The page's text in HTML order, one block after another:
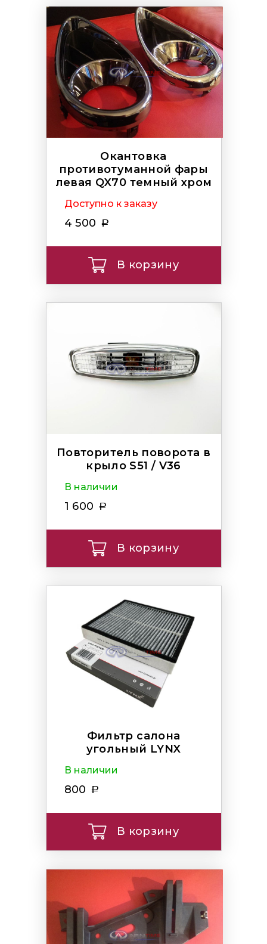
Окантовка
противотуманной фары
левая QX70 темный хром
Доступно к заказу
4 500
В корзину
Повторитель поворота в
крыло S51 / V36
В наличии
1 600
В корзину
Фильтр салона
угольный LYNX
В наличии
800
В корзину